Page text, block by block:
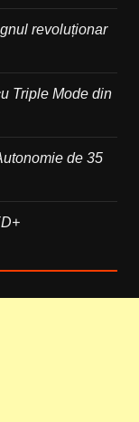
revoluționar
Triple Mode din
de 35